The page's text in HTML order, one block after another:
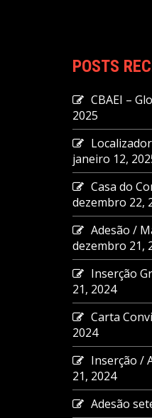
POSTS
CBAEI –
2025
janeiro 12,
Casa do
dezembro 22,
Adesão /
dezembro 21,
Inserção
21, 2024
Carta
2024
Inserção /
21, 2024
Adesão